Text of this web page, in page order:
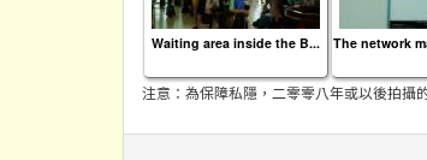
Waiting area inside the B... The network
注意：為保障私隱，二零零八年或以後拍攝